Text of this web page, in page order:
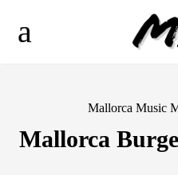
Mallorca Music
Mallorca